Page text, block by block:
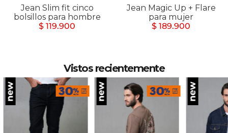
Jean Slim fit cinco
bolsillos para hombre
$ 119.900
Jean Magic Up + Flare
para mujer
$ 189.900
Vistos recientemente